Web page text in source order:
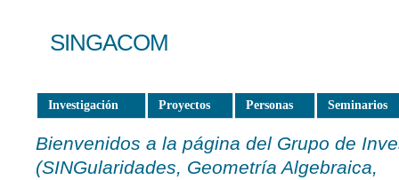
SINGACOM
Investigación Proyectos Personas Seminarios
Bienvenidos a la página del Grupo de
(SINGularidades, Geometría Algebraica,